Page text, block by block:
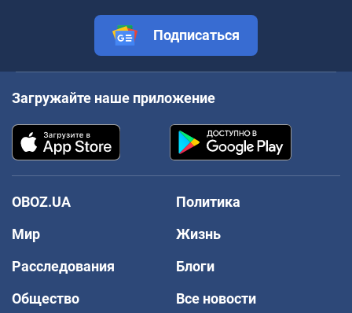
Подписаться
Загружайте наше приложение
OBOZ.UA
Политика
Мир
Жизнь
Расследования
Блоги
Общество
Все новости